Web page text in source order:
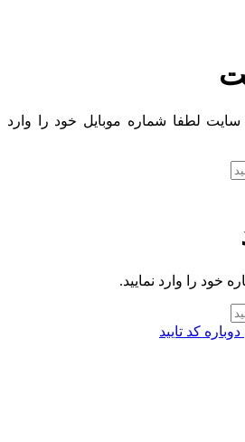
لطفا شماره موبایل خود را وارد
خود را وارد نمایید.
کد تایید